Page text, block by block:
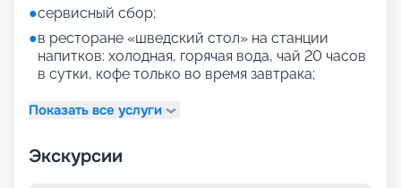
●сервисный сбор;
●в ресторане «шведский стол» на станции
напитков: холодная, горячая вода, чай 20 часов
в сутки, кофе только во время завтрака;
Показать все услуги
Экскурсии